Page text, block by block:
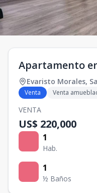
Apartamento
Evaristo Morales,
Venta Venta
VENTA
US$ 220,000
1
Hab.
1
½ Baños